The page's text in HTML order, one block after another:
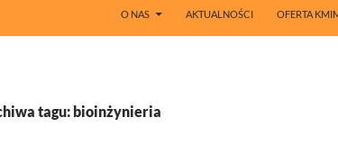
O NAS AKTUALNOŚCI OFERTA
tagu: bioinżynieria